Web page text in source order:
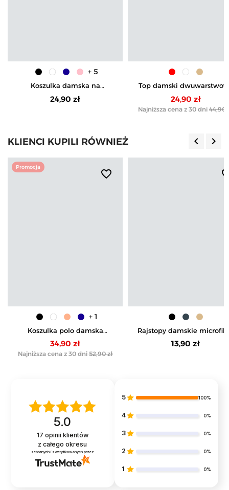
Koszulka damska na
ramiączkach Tank-Top
bawełniana
24,90 zł
+ 5
Top damski
na ramiączkach
24,90 zł
Najniższa cena z 30 dni 44,90
KLIENCI KUPILI RÓWNIEŻ keyboard_arrow_left keyboard_arrow_right
Promocja
favorite_border
Koszulka polo damska
Premium Line
34,90 zł
Najniższa cena z 30 dni 52,90 zł
+ 1
Rajstopy damskie
60 DEN
13,90 zł
5.0
17 opinii klientów
z całego okresu
zebranych i zweryfikowanych przez
5 100%
4 0%
3 0%
2 0%
1 0%